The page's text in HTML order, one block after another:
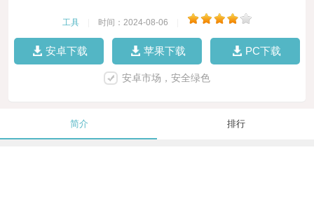
工具 时间：2024-08-06
安卓下载 苹果下载 PC下载
安卓市场，安全绿色
简介 排行